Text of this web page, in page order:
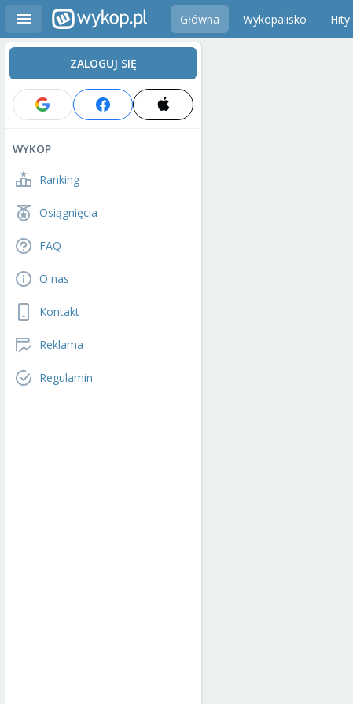
Główna Wykopalisko Hity
ZALOGUJ SIĘ
WYKOP
Ranking
Osiągnięcia
FAQ
O nas
Kontakt
Reklama
Regulamin